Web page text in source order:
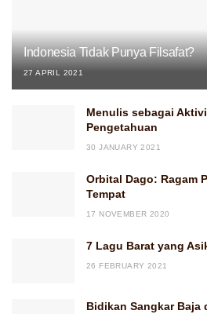
Indonesia Tidak Punya Filsafat?
27 APRIL 2021
Menulis sebagai
Pengetahuan
30 JANUARY 2021
Orbital Dago: Ragam
Tempat
17 NOVEMBER 2020
7 Lagu Barat yang
26 FEBRUARY 2021
Bidikan Sangkar Baja